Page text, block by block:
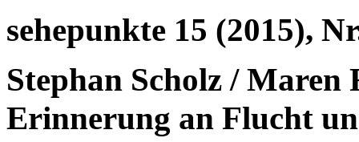
sehepunkte 15 (2015),
Stephan Scholz /
Erinnerung an Flucht